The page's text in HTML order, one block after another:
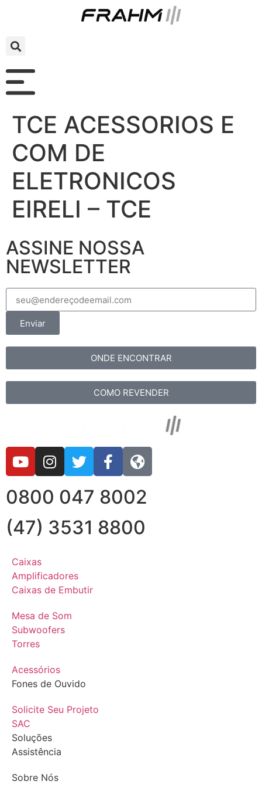
TCE ACESSORIOS E
COM DE
ELETRONICOS
EIRELI – TCE
ASSINE NOSSA
NEWSLETTER
Enviar
ONDE ENCONTRAR
COMO REVENDER
0800 047 8002
(47) 3531 8800
Caixas
Amplificadores
Caixas de Embutir
Mesa de Som
Subwoofers
Torres
Acessórios
Fones de Ouvido
Solicite Seu Projeto
SAC
Soluções
Assistência
Sobre Nós